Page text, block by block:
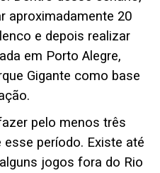
aproximadamente 20
e depois realizar
em Porto Alegre,
Gigante como base
pelo menos três
período. Existe até
jogos fora do Rio